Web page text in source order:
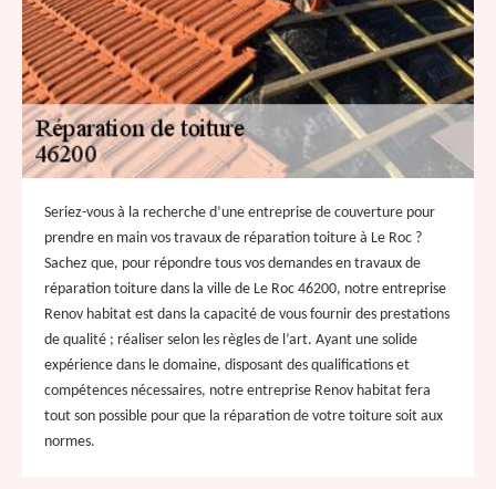
Seriez-vous à la recherche d’une entreprise de couverture pour
prendre en main vos travaux de réparation toiture à Le Roc ?
Sachez que, pour répondre tous vos demandes en travaux de
réparation toiture dans la ville de Le Roc 46200, notre entreprise
Renov habitat est dans la capacité de vous fournir des prestations
de qualité ; réaliser selon les règles de l’art. Ayant une solide
expérience dans le domaine, disposant des qualifications et
compétences nécessaires, notre entreprise Renov habitat fera
tout son possible pour que la réparation de votre toiture soit aux
normes.